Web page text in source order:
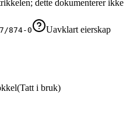
dette dokumenterer ikke
874-0
Uavklart eierskap
(Tatt i bruk)